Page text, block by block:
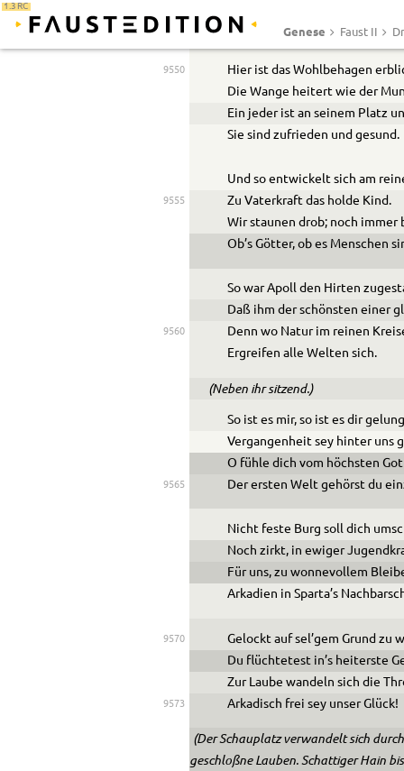
1.3 RC
Genese Faust II
Und Honig trieft vom
9550
Hier ist das Wohlbehagen
Die Wange heitert wie der
Ein jeder ist an seinem Platz
Sie sind zufrieden und gesund.
Und so entwickelt sich am
9555
Zu Vaterkraft das holde Kind.
Wir staunen drob; noch immer
Ob’s Götter, ob es Menschen
So war Apoll den Hirten
Daß ihm der schönsten einer
9560
Denn wo Natur im reinen
Ergreifen alle Welten sich.
(Neben ihr sitzend.)
So ist es mir, so ist es dir
Vergangenheit sey hinter uns
O fühle dich vom höchsten
9565 Der ersten Welt gehörst du
Nicht feste Burg soll dich
Noch zirkt, in ewiger
Für uns, zu wonnevollem
Arkadien in Sparta’s
9570
Gelockt auf sel’gem Grund zu
Du flüchtetest in’s heiterste
Zur Laube wandeln sich die
9573 Arkadisch frei sey unser Glück!
(Der Schauplatz verwandelt sich
geschloßne Lauben. Schattiger Hain